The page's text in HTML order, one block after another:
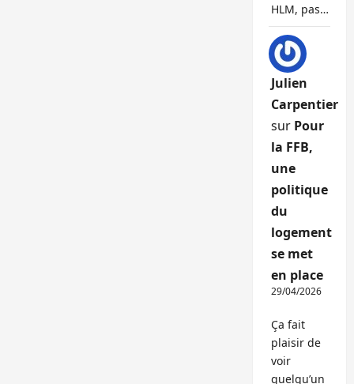
HLM, pas…
Julien
Carpentier
sur Pour
la FFB,
une
politique
du
logement
se met
en place
29/04/2026
Ça fait
plaisir de
voir
quelqu’un